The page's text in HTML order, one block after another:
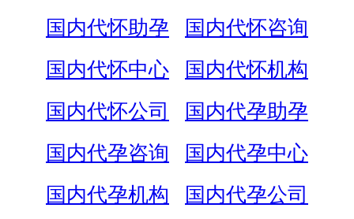
国内代怀助孕
国内代怀咨询
国内代怀中心
国内代怀机构
国内代怀公司
国内代孕助孕
国内代孕咨询
国内代孕中心
国内代孕机构
国内代孕公司